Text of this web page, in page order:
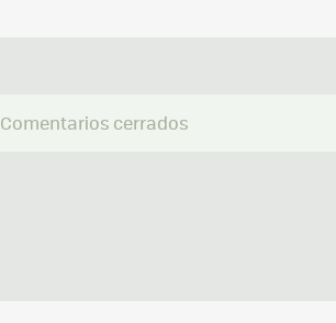
Comentarios cerrados